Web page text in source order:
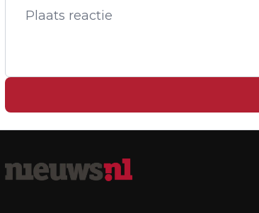
BOEKAREST OVER